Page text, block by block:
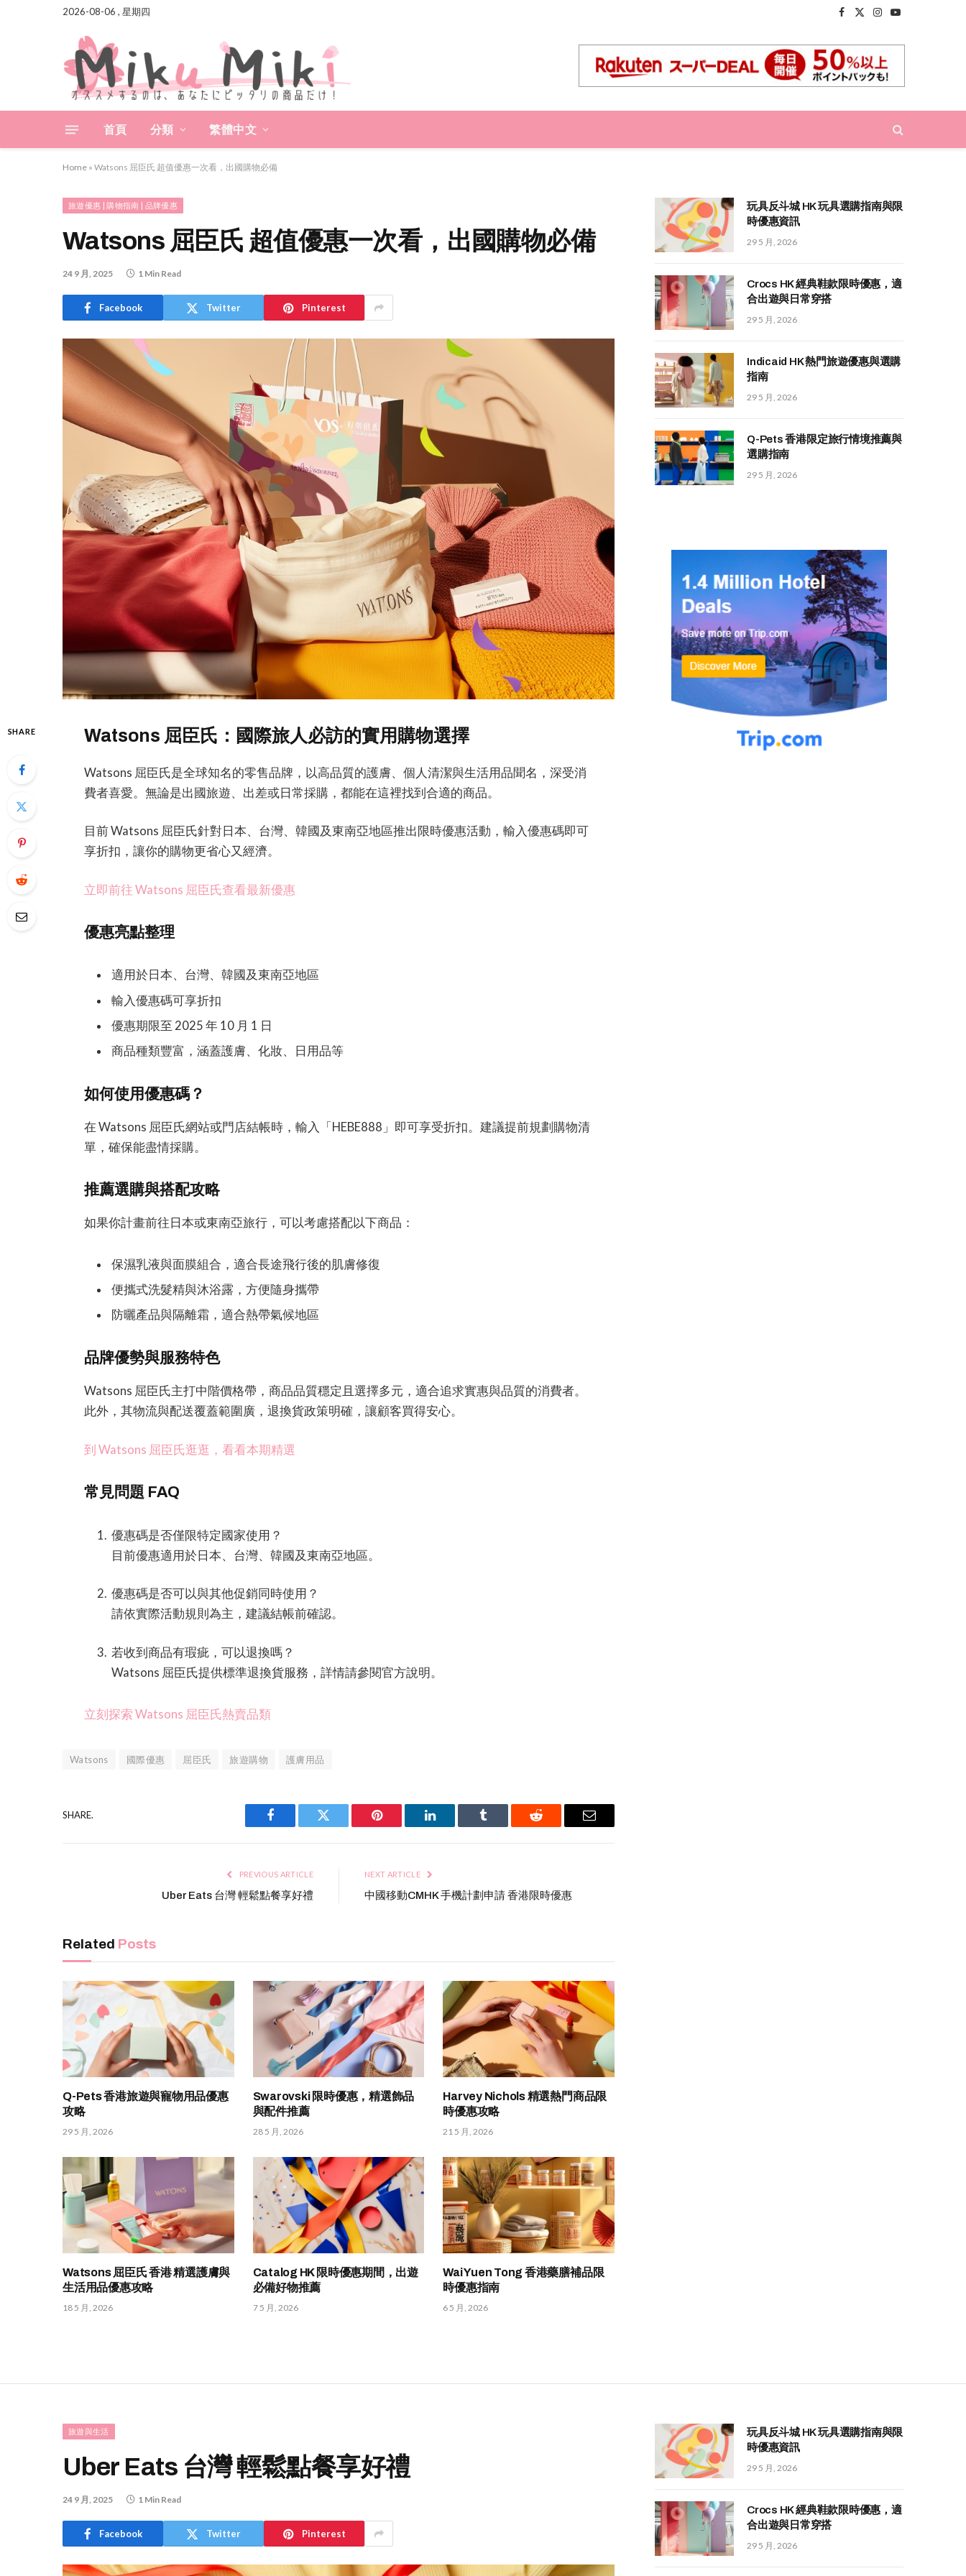
2026-08-06 , 星期四
Facebook
X
Instagram
YouTube
首頁 分類 繁體中文
Home » Watsons 屈臣氏 超值優惠一次看，出國購物必備
旅遊優惠 | 購物指南 | 品牌優惠
Watsons 屈臣氏 超值優惠一次看，出國購物必備
24 9 月, 2025 1 Min Read
Facebook Twitter Pinterest
SHARE Watsons 屈臣氏：國際旅人必訪的實用購物選擇
Watsons 屈臣氏是全球知名的零售品牌，以高品質的護膚、個人清潔與生活用品聞名，深受消
費者喜愛。無論是出國旅遊、出差或日常採購，都能在這裡找到合適的商品。
目前 Watsons 屈臣氏針對日本、台灣、韓國及東南亞地區推出限時優惠活動，輸入優惠碼即可
享折扣，讓你的購物更省心又經濟。
立即前往 Watsons 屈臣氏查看最新優惠
優惠亮點整理
適用於日本、台灣、韓國及東南亞地區
輸入優惠碼可享折扣
優惠期限至 2025 年 10 月 1 日
商品種類豐富，涵蓋護膚、化妝、日用品等
如何使用優惠碼？
在 Watsons 屈臣氏網站或門店結帳時，輸入「HEBE888」即可享受折扣。建議提前規劃購物清
單，確保能盡情採購。
推薦選購與搭配攻略
如果你計畫前往日本或東南亞旅行，可以考慮搭配以下商品：
保濕乳液與面膜組合，適合長途飛行後的肌膚修復
便攜式洗髮精與沐浴露，方便隨身攜帶
防曬產品與隔離霜，適合熱帶氣候地區
品牌優勢與服務特色
Watsons 屈臣氏主打中階價格帶，商品品質穩定且選擇多元，適合追求實惠與品質的消費者。
此外，其物流與配送覆蓋範圍廣，退換貨政策明確，讓顧客買得安心。
到 Watsons 屈臣氏逛逛，看看本期精選
常見問題 FAQ
優惠碼是否僅限特定國家使用？
目前優惠適用於日本、台灣、韓國及東南亞地區。
優惠碼是否可以與其他促銷同時使用？
請依實際活動規則為主，建議結帳前確認。
若收到商品有瑕疵，可以退換嗎？
Watsons 屈臣氏提供標準退換貨服務，詳情請參閱官方說明。
立刻探索 Watsons 屈臣氏熱賣品類
Watsons 國際優惠 屈臣氏 旅遊購物 護膚用品
SHARE.
Facebook Twitter Pinterest LinkedIn Tumblr Reddit Email
PREVIOUS ARTICLE
Uber Eats 台灣 輕鬆點餐享好禮
NEXT ARTICLE
中國移動CMHK 手機計劃申請 香港限時優惠
Related Posts
Q-Pets 香港旅遊與寵物用品優惠
攻略
29 5 月, 2026
Swarovski 限時優惠，精選飾品
與配件推薦
28 5 月, 2026
Harvey Nichols 精選熱門商品限
時優惠攻略
21 5 月, 2026
Watsons 屈臣氏 香港 精選護膚與
生活用品優惠攻略
18 5 月, 2026
Catalog HK 限時優惠期間，出遊
必備好物推薦
7 5 月, 2026
Wai Yuen Tong 香港藥膳補品限
時優惠指南
6 5 月, 2026
玩具反斗城 HK 玩具選購指南與限
時優惠資訊
29 5 月, 2026
Crocs HK 經典鞋款限時優惠，適
合出遊與日常穿搭
29 5 月, 2026
Indicaid HK 熱門旅遊優惠與選購
指南
29 5 月, 2026
Q-Pets 香港限定旅行情境推薦與
選購指南
29 5 月, 2026
旅遊與生活
Uber Eats 台灣 輕鬆點餐享好禮
24 9 月, 2025 1 Min Read
Facebook Twitter Pinterest
玩具反斗城 HK 玩具選購指南與限
時優惠資訊
29 5 月, 2026
Crocs HK 經典鞋款限時優惠，適
合出遊與日常穿搭
29 5 月, 2026